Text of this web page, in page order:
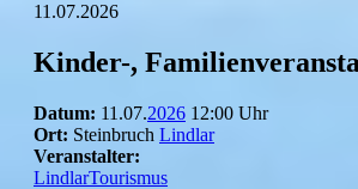
11.07.2026
Kinder-,
Datum: 11.07.2026 12:00 Uhr
Ort: Steinbruch Lindlar
Veranstalter:
LindlarTourismus